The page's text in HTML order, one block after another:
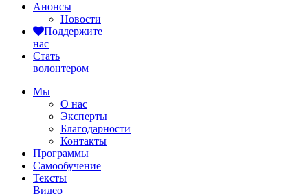
Анонсы
Новости
Поддержите
нас
Стать
волонтером
Мы
О нас
Эксперты
Благодарности
Контакты
Программы
Самообучение
Тексты
Видео